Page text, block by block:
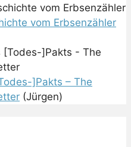
vom Erbsenzähler
]Pakts – The
(Jürgen)